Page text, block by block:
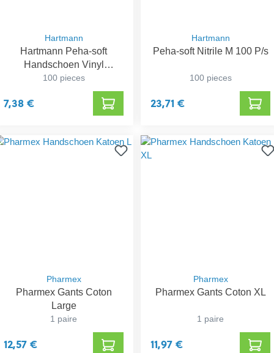
Hartmann
Hartmann Peha-soft
Handschoen Vinyl
Poedervrij L
100 pieces
7,38 €
Hartmann
Peha-soft Nitrile M 100 P/s
100 pieces
23,71 €
Pharmex
Pharmex Gants Coton
Large
1 paire
12,57 €
Pharmex
Pharmex Gants Coton XL
1 paire
11,97 €